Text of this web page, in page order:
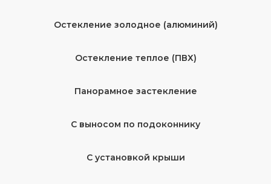
Остекление золодное (алюминий)
Остекление теплое (ПВХ)
Панорамное застекление
С выносом по подоконнику
С установкой крыши